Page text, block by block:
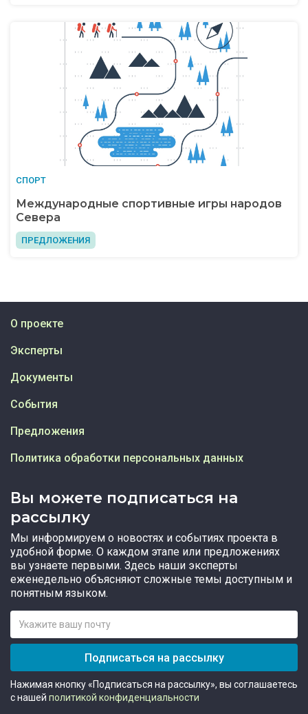
СПОРТ
Международные спортивные игры народов
Севера
ПРЕДЛОЖЕНИЯ
Вы можете подписаться на
рассылку
Мы информируем о новостях и событиях проекта в
удобной форме. О каждом этапе или предложениях
вы узнаете первыми. Здесь наши эксперты
еженедельно объясняют сложные темы доступным и
понятным языком.
Подписаться на рассылку
Нажимая кнопку «Подписаться на рассылку», вы соглашаетесь
с нашей политикой конфиденциальности
О проекте
Эксперты
Документы
События
Предложения
Политика обработки персональных данных